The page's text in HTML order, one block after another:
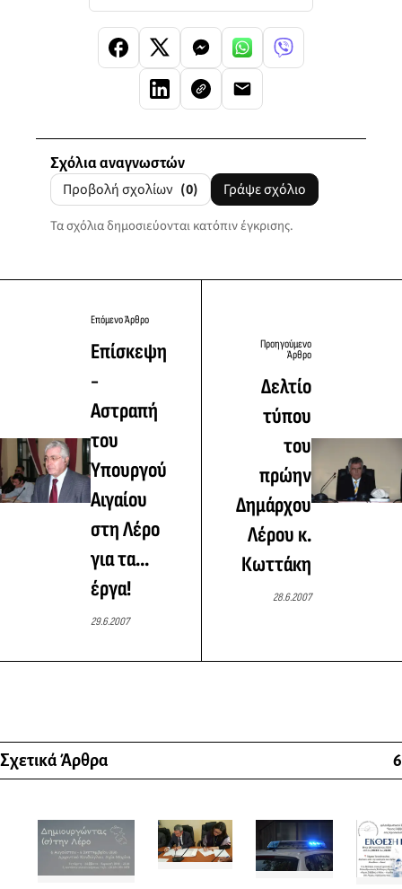
Σχόλια αναγνωστών
Προβολή σχολίων (0) Γράψε σχόλιο
Τα σχόλια δημοσιεύονται κατόπιν έγκρισης.
Επόμενο Άρθρο
Επίσκεψη
-
Aστραπή
του
Υπουργού
Αιγαίου
στη Λέρο
για τα...
έργα!
29.6.2007
Προηγούμενο
Άρθρο
Δελτίο
τύπου
του
πρώην
Δημάρχου
Λέρου κ.
Κωττάκη
28.6.2007
Σχετικά Άρθρα 6